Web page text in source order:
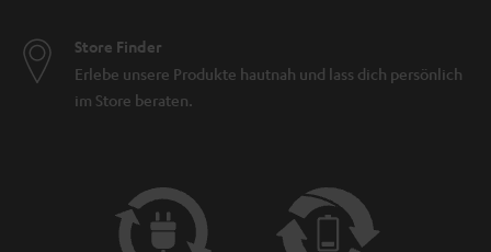
Store Finder
Erlebe unsere Produkte hautnah und lass dich persönlich
im Store beraten.